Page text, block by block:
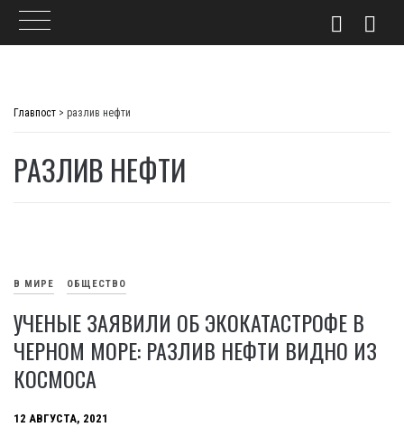
Главпост > разлив нефти
РАЗЛИВ НЕФТИ
В МИРЕ ОБЩЕСТВО
УЧЕНЫЕ ЗАЯВИЛИ ОБ ЭКОКАТАСТРОФЕ В
ЧЕРНОМ МОРЕ: РАЗЛИВ НЕФТИ ВИДНО ИЗ
КОСМОСА
12 АВГУСТА, 2021